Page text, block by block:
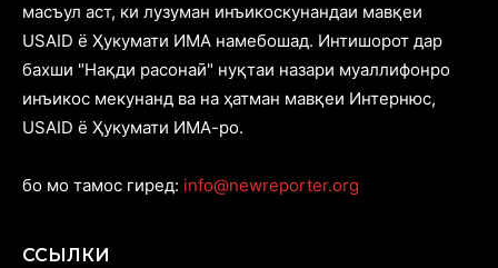
масъул аст, ки лузуман инъикоскунандаи мавқеи
USAID ё Ҳукумати ИМА намебошад. Интишорот дар
бахши "Нақди расонаӣ" нуқтаи назари муаллифонро
инъикос мекунанд ва на ҳатман мавқеи Интернюс,
USAID ё Ҳукумати ИМА-ро.
бо мо тамос гиред: info@newreporter.org
ССЫЛКИ